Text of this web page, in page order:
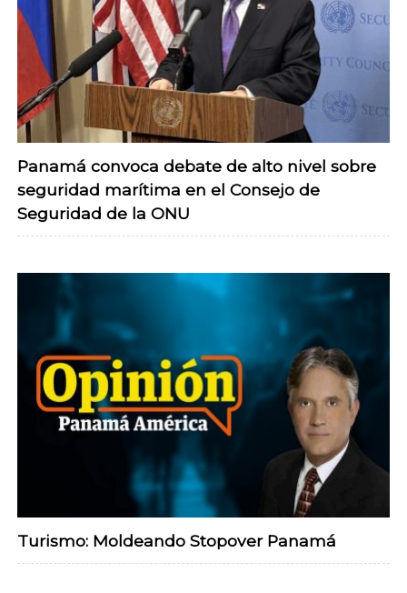
Panamá convoca debate de alto nivel sobre
seguridad marítima en el Consejo de
Seguridad de la ONU
Turismo: Moldeando Stopover Panamá